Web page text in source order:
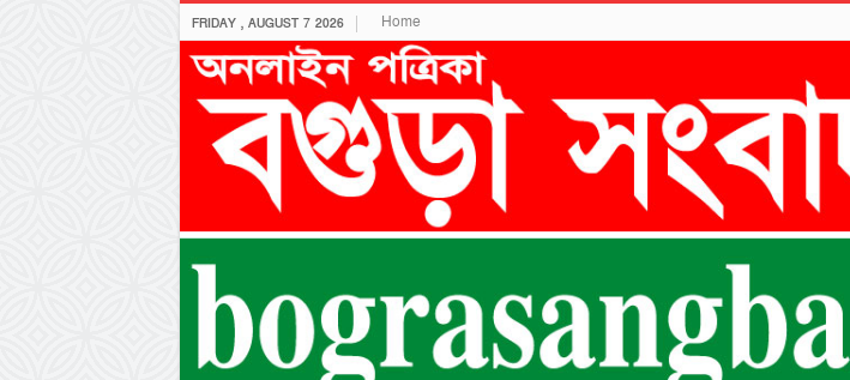
FRIDAY , AUGUST 7 2026 Home